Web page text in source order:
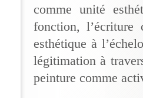
comme unité
fonction, l’écriture
esthétique à
légitimation à
peinture comme